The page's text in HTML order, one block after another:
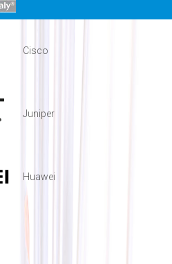
Cisco
Juniper
Huawei